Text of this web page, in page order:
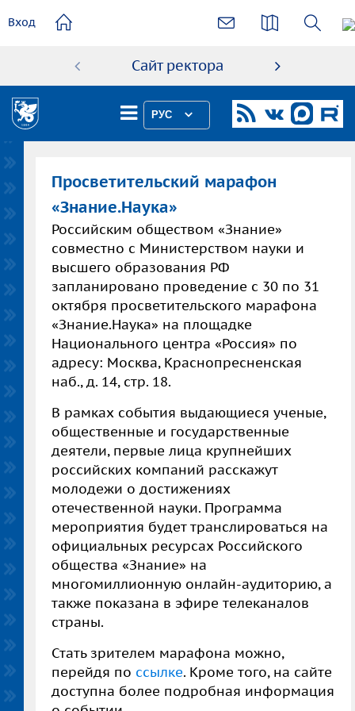
содержанию
Вход
Сайт ректора
РУС
Просветительский марафон
«Знание.Наука»
Российским обществом «Знание»
совместно с Министерством науки и
высшего образования РФ
запланировано проведение с 30 по 31
октября просветительского марафона
«Знание.Наука» на площадке
Национального центра «Россия» по
адресу: Москва, Краснопресненская
наб., д. 14, стр. 18.
В рамках события выдающиеся ученые,
общественные и государственные
деятели, первые лица крупнейших
российских компаний расскажут
молодежи о достижениях
отечественной науки. Программа
мероприятия будет транслироваться на
официальных ресурсах Российского
общества «Знание» на
многомиллионную онлайн-аудиторию, а
также показана в эфире телеканалов
страны.
Стать зрителем марафона можно,
перейдя по ссылке. Кроме того, на сайте
доступна более подробная информация